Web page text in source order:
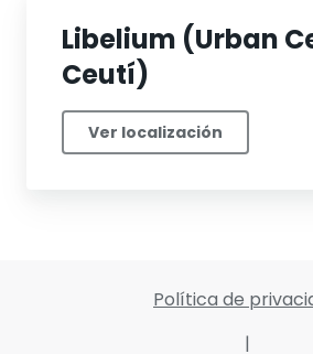
Libelium (Urban
Ceutí)
Ver localización
Política de
|